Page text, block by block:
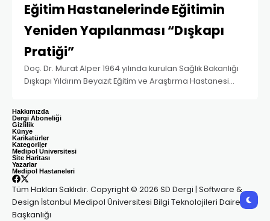
Eğitim Hastanelerinde Eğitimin
Yeniden Yapılanması “Dışkapı
Pratiği”
Doç. Dr. Murat Alper 1964 yılında kurulan Sağlık Bakanlığı
Dışkapı Yıldırım Beyazıt Eğitim ve Araştırma Hastanesi
Hastanesi) 42 klinikte toplam 402 asistana
Hakkımızda
Dergi Aboneliği
Gizlilik
Künye
Karikatürler
Kategoriler
Medipol Üniversitesi
Site Haritası
Yazarlar
Medipol Hastaneleri
Tüm Hakları Saklıdır. Copyright © 2026 SD Dergi | Software &
Design İstanbul Medipol Üniversitesi Bilgi Teknolojileri Daire
Başkanlığı